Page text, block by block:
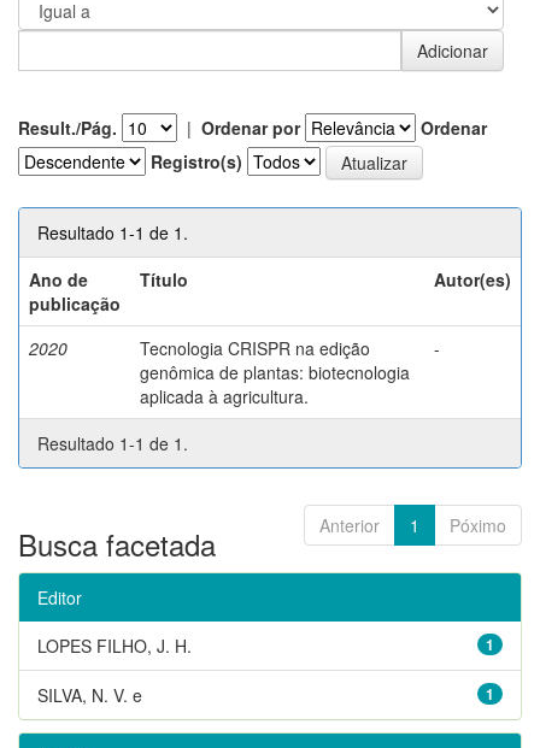
Result./Pág. | Ordenar por
Ordenar
Registro(s)
Resultado 1-1 de 1.
Ano de
publicação
Título Autor(es)
2020
Tecnologia CRISPR na edição
genômica de plantas: biotecnologia
aplicada à agricultura.
-
Resultado 1-1 de 1.
Anterior 1 Póximo
Busca facetada
Editor
1
LOPES FILHO, J. H.
1
SILVA, N. V. e